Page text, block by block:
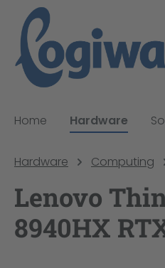
Home Hardware
Hardware Computing
Lenovo
8940HX